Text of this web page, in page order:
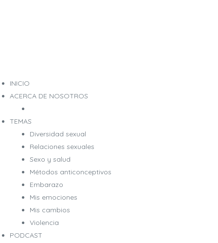
INICIO
ACERCA DE NOSOTROS
TEMAS
Diversidad sexual
Relaciones sexuales
Sexo y salud
Métodos anticonceptivos
Embarazo
Mis emociones
Mis cambios
Violencia
PODCAST